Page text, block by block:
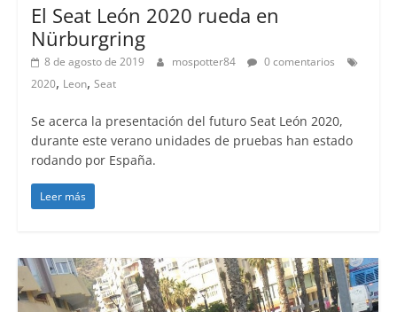
El Seat León 2020 rueda en
Nürburgring
8 de agosto de 2019 mospotter84
0 comentarios
2020, Leon, Seat
Se acerca la presentación del futuro Seat León 2020,
durante este verano unidades de pruebas han estado
rodando por España.
Leer más